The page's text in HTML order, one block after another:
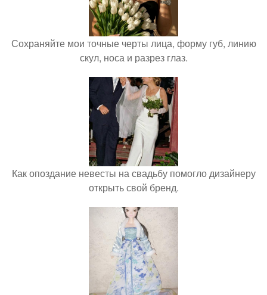
Сохраняйте мои точные черты лица, форму губ, линию
скул, носа и разрез глаз.
Как опоздание невесты на свадьбу помогло дизайнеру
открыть свой бренд.